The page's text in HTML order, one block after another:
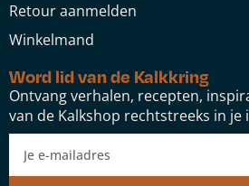
Retour aanmelden
Winkelmand
Word lid van de Kalkkring
Ontvang verhalen, recepten,
van de Kalkshop rechtstreeks in je